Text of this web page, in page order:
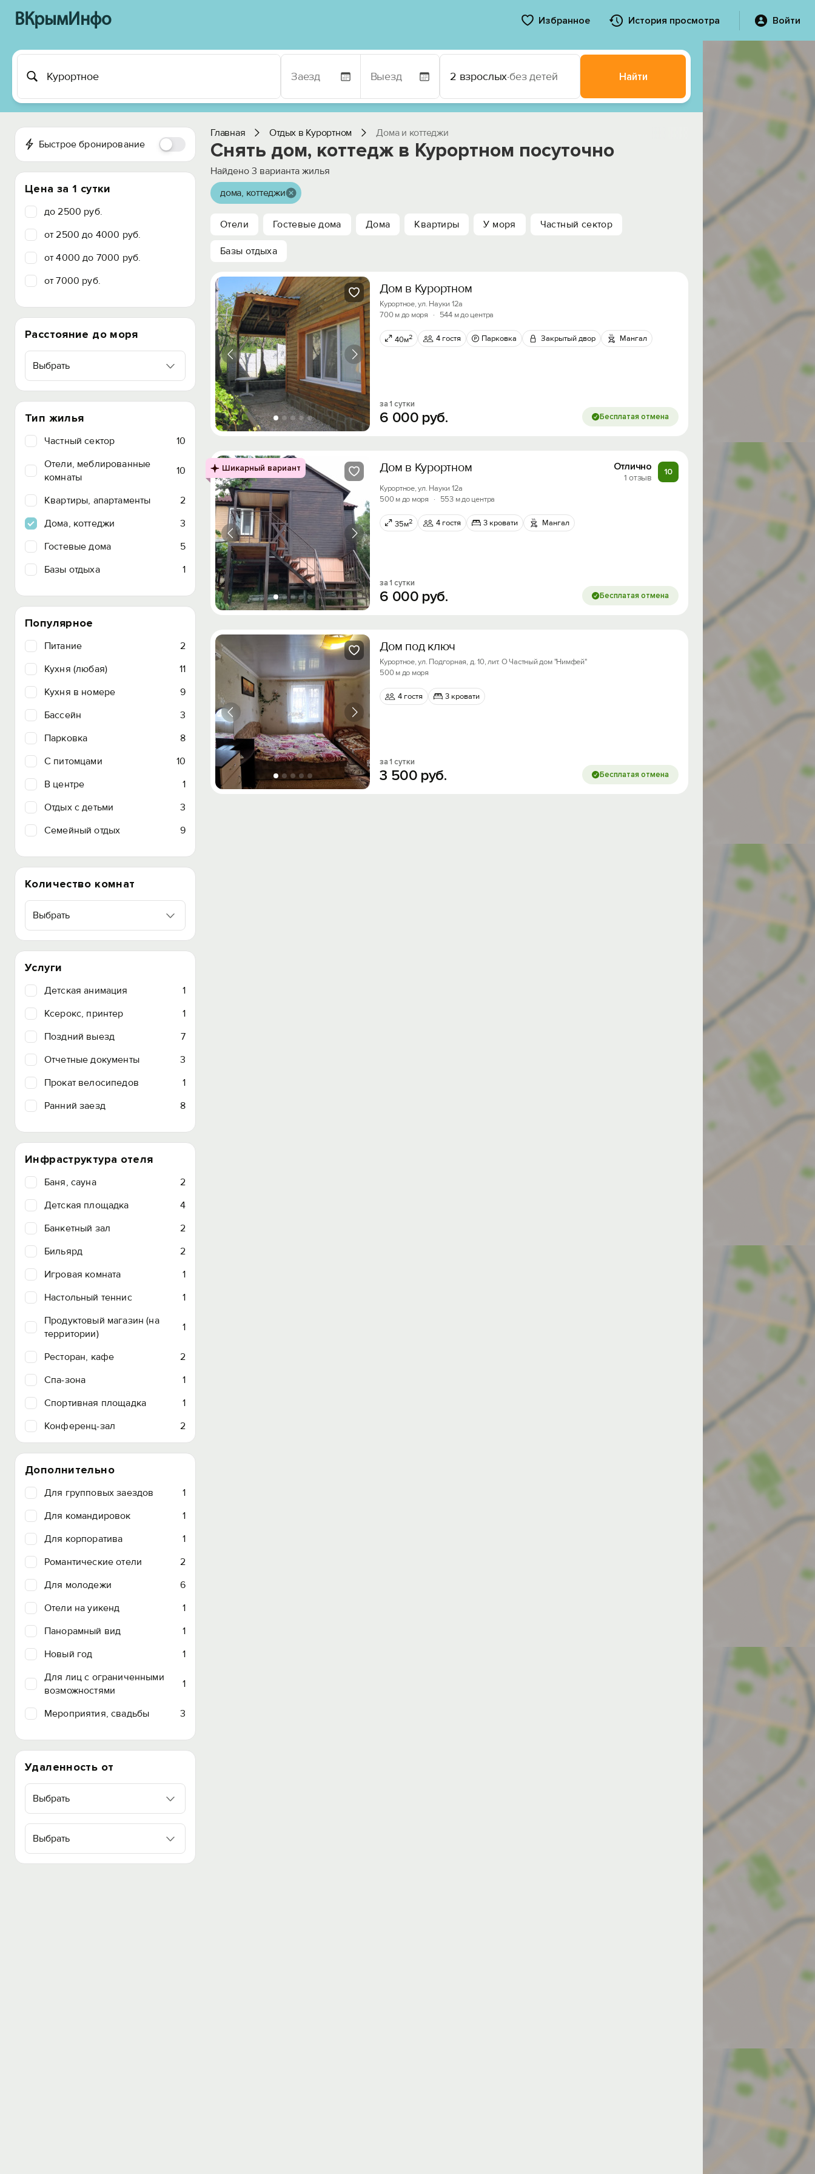
ВКрымИнфо Избранное История просмотра Войти
2 взрослых·без детей Найти
Быстрое бронирование
Цена за 1 сутки
до 2500 руб.
от 2500 до 4000 руб.
от 4000 до 7000 руб.
от 7000 руб.
Расстояние до моря
Выбрать
Тип жилья
Частный сектор
10
Отели, меблированные
комнаты
10
Квартиры, апартаменты
2
Дома, коттеджи
3
Гостевые дома
5
Базы отдыха
1
Популярное
Питание
2
Кухня (любая)
11
Кухня в номере
9
Бассейн
3
Парковка
8
C питомцами
10
В центре
1
Отдых с детьми
3
Семейный отдых
9
Количество комнат
Выбрать
Услуги
Детская анимация
1
Ксерокс, принтер
1
Поздний выезд
7
Отчетные документы
3
Прокат велосипедов
1
Ранний заезд
8
Инфраструктура отеля
Баня, сауна
2
Детская площадка
4
Банкетный зал
2
Бильярд
2
Игровая комната
1
Настольный теннис
1
Продуктовый магазин (на
территории)
1
Ресторан, кафе
2
Спа-зона
1
Спортивная площадка
1
Конференц-зал
2
Дополнительно
Для групповых заездов
1
Для командировок
1
Для корпоратива
1
Романтические отели
2
Для молодежи
6
Отели на уикенд
1
Панорамный вид
1
Новый год
1
Для лиц с ограниченными
возможностями
1
Мероприятия, свадьбы 3
Удаленность от
Выбрать
Выбрать
Главная Отдых в Курортном Дома и коттеджи
Снять дом, коттедж в Курортном посуточно
Найдено 3 варианта жилья
дома, коттеджи
Отели Гостевые дома Дома Квартиры У моря Частный сектор
Базы отдыха
Дом в Курортном
Курортное, ул. Науки 12а
700 м до моря
· 544 м до центра
40м2 4 гостя Парковка Закрытый двор Мангал
за 1 сутки
6 000 руб. Бесплатая отмена
Шикарный вариант Дом в Курортном Отлично
1 отзыв
10
Курортное, ул. Науки 12а
500 м до моря
· 553 м до центра
35м2 4 гостя 3 кровати Мангал
за 1 сутки
6 000 руб. Бесплатая отмена
Дом под ключ
Курортное, ул. Подгорная, д. 10, лит. О Частный дом "Нимфей"
500 м до моря
4 гостя 3 кровати
за 1 сутки
3 500 руб. Бесплатая отмена